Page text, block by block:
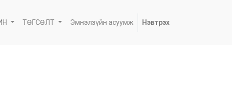
ТӨГСӨЛТ Эмнэлзүйн асуумж Нэвтрэх